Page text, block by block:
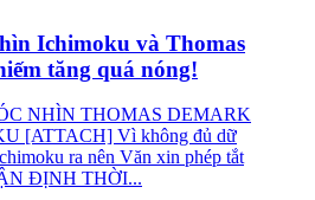
Ichimoku và Thomas
tăng quá nóng!
NHÌN THOMAS DEMARK
[ATTACH] Vì không đủ dữ
ra nên Văn xin phép tắt
ĐỊNH THỜI...